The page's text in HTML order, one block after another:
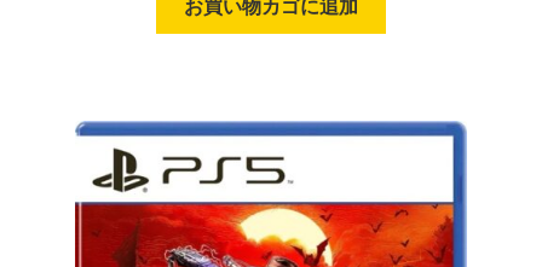
お買い物カゴに追加